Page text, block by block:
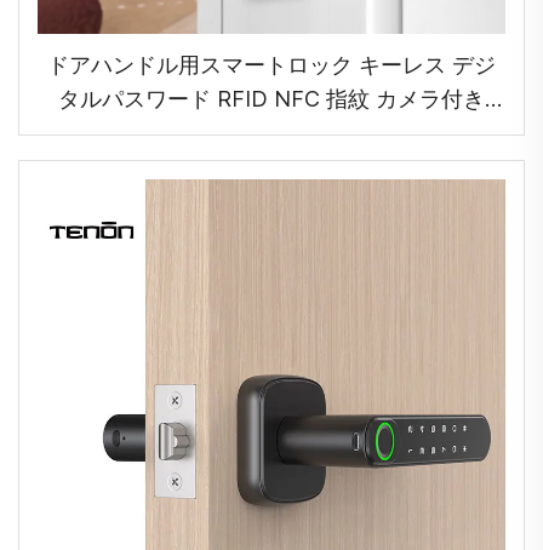
ドアハンドル用スマートロック キーレス デジ
タルパスワード RFID NFC 指紋 カメラ付き
Tuya Wifi Tenon A5pro